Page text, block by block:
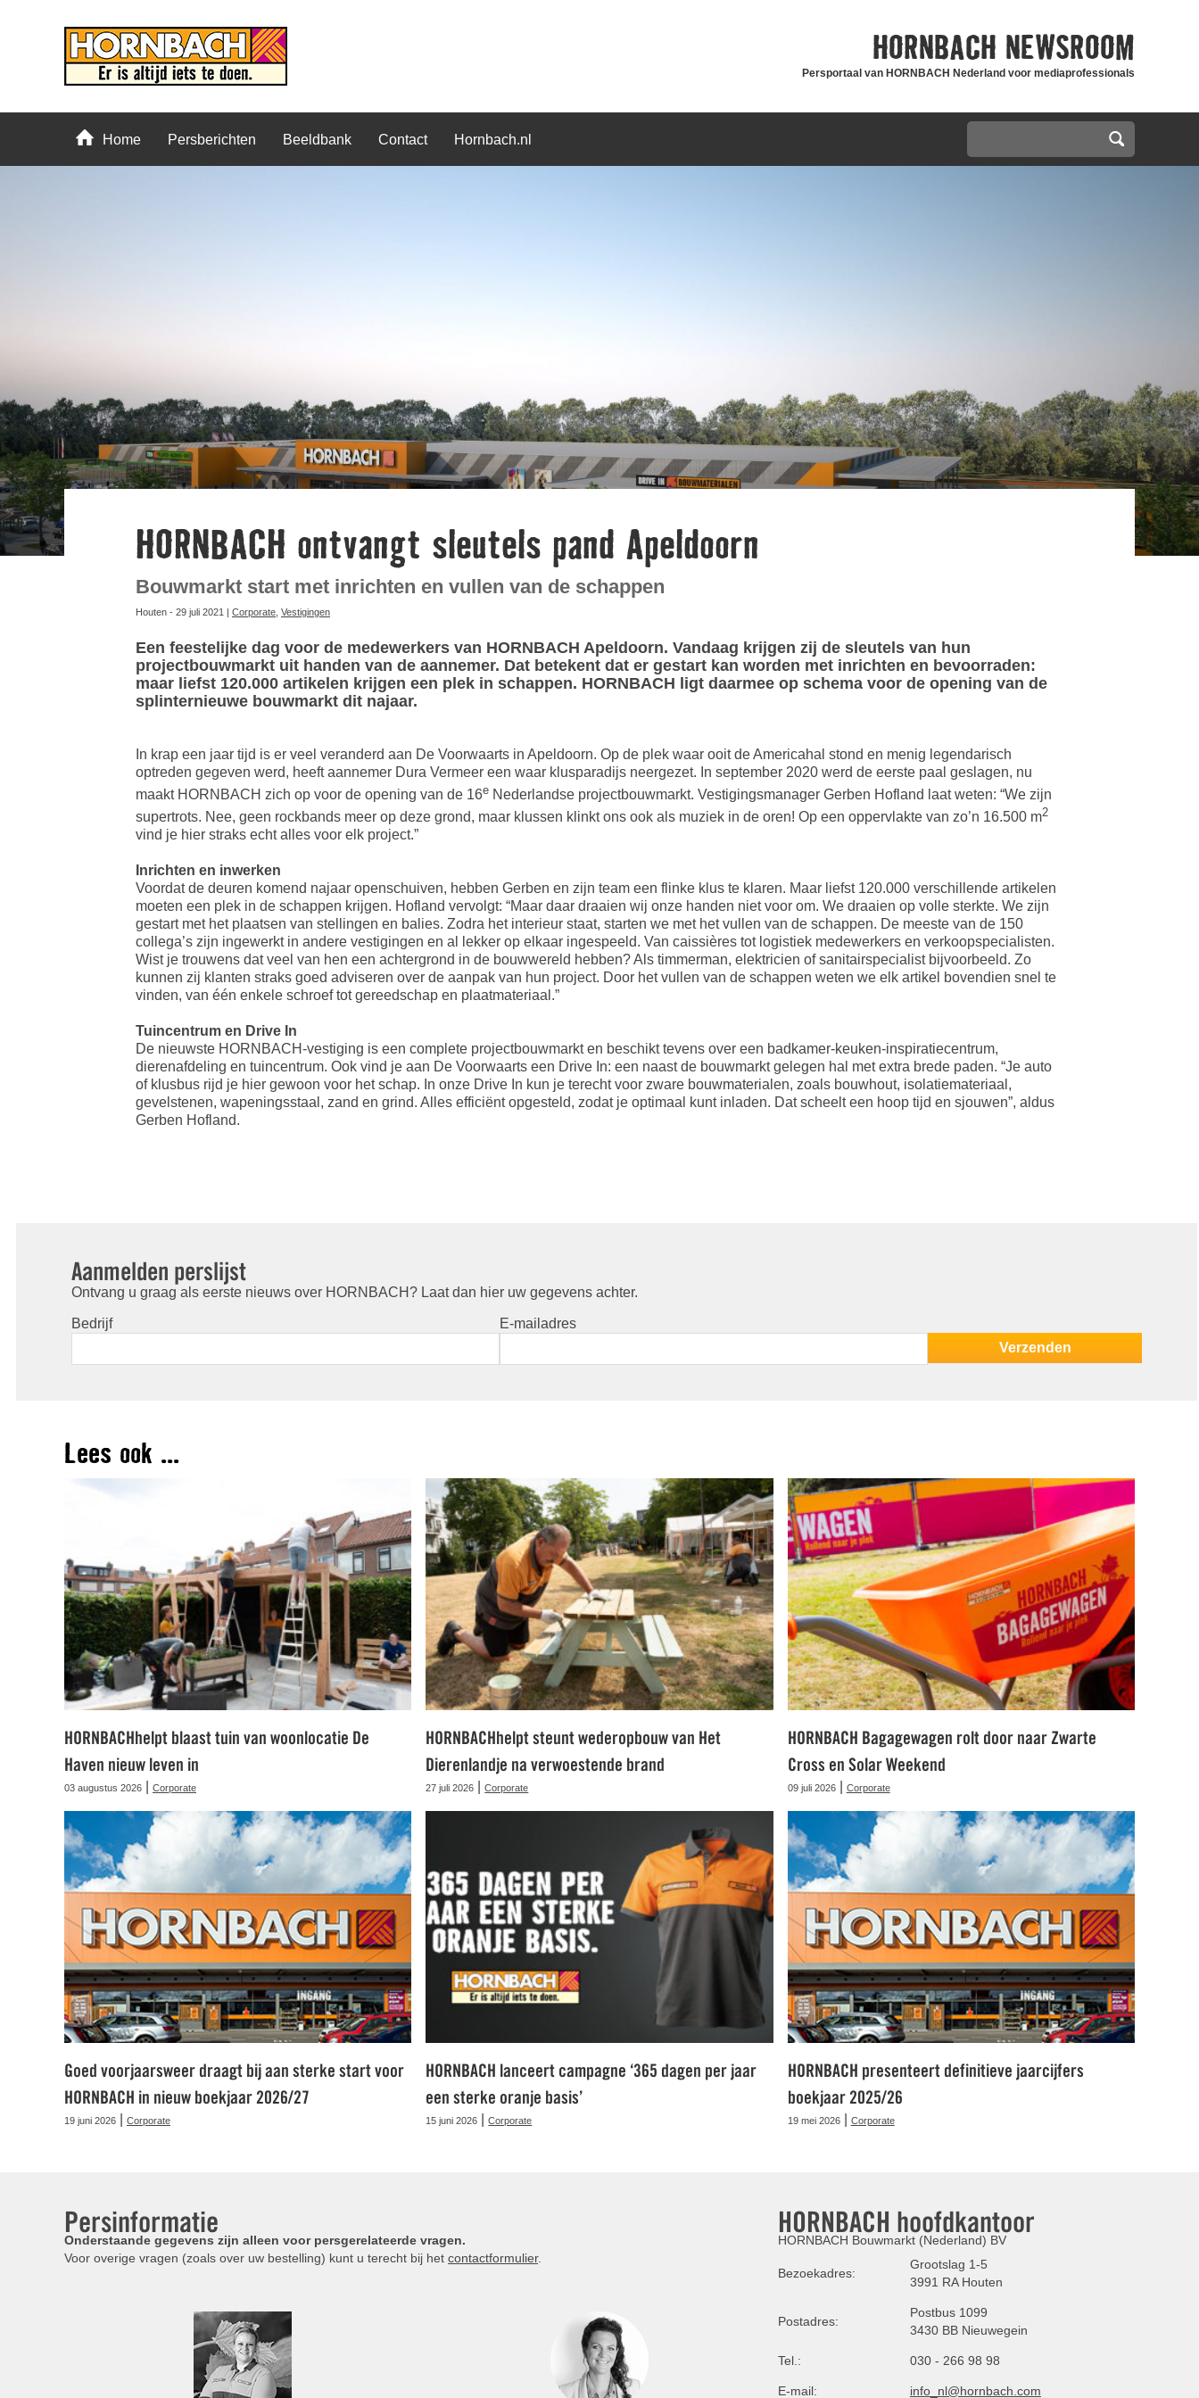
HORNBACH NEWSROOM
Persportaal van HORNBACH Nederland voor mediaprofessionals
Home Persberichten Beeldbank Contact Hornbach.nl
HORNBACH ontvangt sleutels pand Apeldoorn
Bouwmarkt start met inrichten en vullen van de schappen
Houten - 29 juli 2021 | Corporate Vestigingen
Een feestelijke dag voor de medewerkers van HORNBACH Apeldoorn. Vandaag krijgen zij de sleutels van hun
projectbouwmarkt uit handen van de aannemer. Dat betekent dat er gestart kan worden met inrichten en bevoorraden:
maar liefst 120.000 artikelen krijgen een plek in schappen. HORNBACH ligt daarmee op schema voor de opening van de
splinternieuwe bouwmarkt dit najaar.
In krap een jaar tijd is er veel veranderd aan De Voorwaarts in Apeldoorn. Op de plek waar ooit de Americahal stond en menig legendarisch
optreden gegeven werd, heeft aannemer Dura Vermeer een waar klusparadijs neergezet. In september 2020 werd de eerste paal geslagen, nu
maakt HORNBACH zich op voor de opening van de 16e Nederlandse projectbouwmarkt. Vestigingsmanager Gerben Hofland laat weten: “We zijn
supertrots. Nee, geen rockbands meer op deze grond, maar klussen klinkt ons ook als muziek in de oren! Op een oppervlakte van zo’n 16.500 m2
vind je hier straks echt alles voor elk project.”
Inrichten en inwerken
Voordat de deuren komend najaar openschuiven, hebben Gerben en zijn team een flinke klus te klaren. Maar liefst 120.000 verschillende artikelen
moeten een plek in de schappen krijgen. Hofland vervolgt: “Maar daar draaien wij onze handen niet voor om. We draaien op volle sterkte. We zijn
gestart met het plaatsen van stellingen en balies. Zodra het interieur staat, starten we met het vullen van de schappen. De meeste van de 150
collega’s zijn ingewerkt in andere vestigingen en al lekker op elkaar ingespeeld. Van caissières tot logistiek medewerkers en verkoopspecialisten.
Wist je trouwens dat veel van hen een achtergrond in de bouwwereld hebben? Als timmerman, elektricien of sanitairspecialist bijvoorbeeld. Zo
kunnen zij klanten straks goed adviseren over de aanpak van hun project. Door het vullen van de schappen weten we elk artikel bovendien snel te
vinden, van één enkele schroef tot gereedschap en plaatmateriaal.”
Tuincentrum en Drive In
De nieuwste HORNBACH-vestiging is een complete projectbouwmarkt en beschikt tevens over een badkamer-keuken-inspiratiecentrum,
dierenafdeling en tuincentrum. Ook vind je aan De Voorwaarts een Drive In: een naast de bouwmarkt gelegen hal met extra brede paden. “Je auto
of klusbus rijd je hier gewoon voor het schap. In onze Drive In kun je terecht voor zware bouwmaterialen, zoals bouwhout, isolatiemateriaal,
gevelstenen, wapeningsstaal, zand en grind. Alles efficiënt opgesteld, zodat je optimaal kunt inladen. Dat scheelt een hoop tijd en sjouwen”, aldus
Gerben Hofland.
Aanmelden perslijst
Ontvang u graag als eerste nieuws over HORNBACH? Laat dan hier uw gegevens achter.
Bedrijf E-mailadres
Lees ook ...
HORNBACHhelpt blaast tuin van woonlocatie De
Haven nieuw leven in
03 augustus 2026 Corporate
HORNBACHhelpt steunt wederopbouw van Het
Dierenlandje na verwoestende brand
27 juli 2026 |Corporate
HORNBACH Bagagewagen rolt door naar Zwarte
Cross en Solar Weekend
09 juli 2026| Corporate
Goed voorjaarsweer draagt bij aan sterke start voor
HORNBACH in nieuw boekjaar 2026/27
19 juni 2026 Corporate
HORNBACH lanceert campagne ‘365 dagen per jaar
een sterke oranje basis’
15 juni 2026 |Corporate
HORNBACH presenteert definitieve jaarcijfers
boekjaar 2025/26
19 mei 2026| Corporate
Persinformatie
Onderstaande gegevens zijn alleen voor persgerelateerde vragen.
Voor overige vragen (zoals over uw bestelling) kunt u terecht bij het contactformulier.
HORNBACH hoofdkantoor
HORNBACH Bouwmarkt (Nederland) BV
Bezoekadres:
Grootslag 1-5
3991 RA Houten
Postadres:
Postbus 1099
3430 BB Nieuwegein
Tel.: 030 - 266 98 98
E-mail: info_nl@hornbach.com